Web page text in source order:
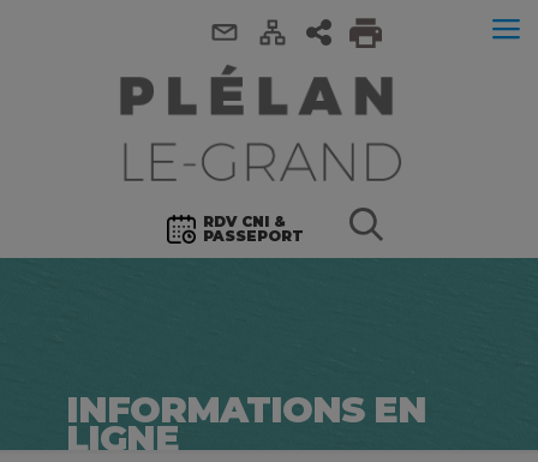
RDV CNI &
PASSEPORT
INFORMATIONS EN
LIGNE